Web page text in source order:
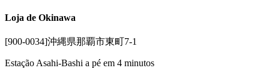
Loja de Okinawa
[900-0034]沖縄県那覇市東町7-1
Estação Asahi-Bashi a pé em 4 minutos